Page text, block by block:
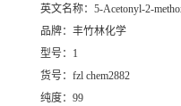
英文名称： 5-Acetonyl-2-
品牌： 丰竹林化学
型号： 1
货号： fzl chem2882
纯度： 99